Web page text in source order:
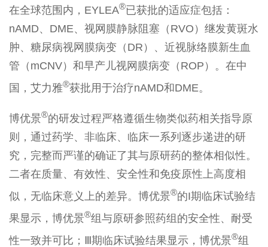
在全球范围内，EYLEA®已获批的适应症包括：
nAMD、DME、视网膜静脉阻塞（RVO）继发黄斑水
肿、糖尿病视网膜病变（DR）、近视脉络膜新生血
管（mCNV）和早产儿视网膜病变（ROP）。在中
国，艾力雅®获批用于治疗nAMD和DME。
博优景®的研发过程严格遵循生物类似药相关指导原
则，通过药学、非临床、临床一系列逐步递进的研
究，完整而严谨的确证了其与原研药的整体相似性。
二者在质量、有效性、安全性和免疫原性上高度相
似，无临床意义上的差异。博优景®的I期临床试验结
果显示，博优景®组与原研参照药组的安全性、耐受
性一致并可比；Ⅲ期临床试验结果显示，博优景®组